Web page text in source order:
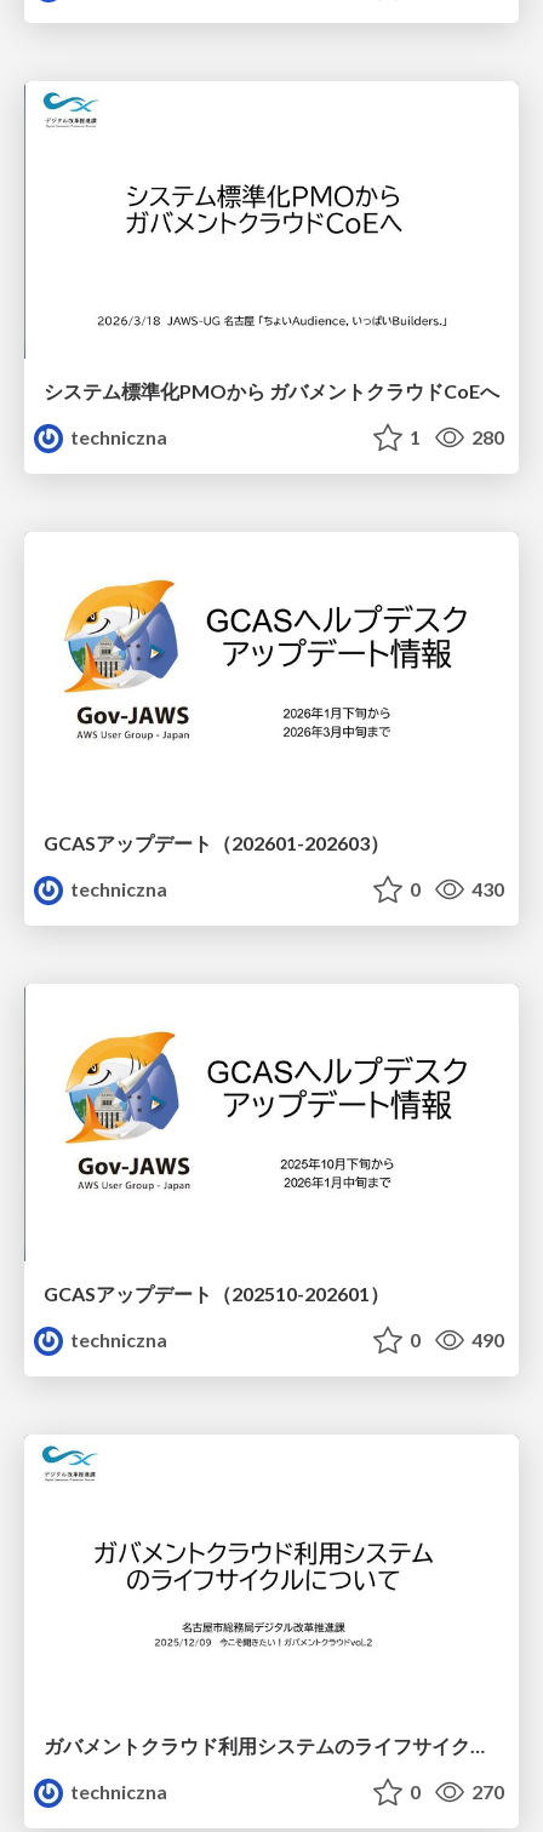
システム標準化PMOから ガバメントクラウドCoEへ
techniczna
1 280
GCASアップデート（202601-202603）
techniczna
0 430
GCASアップデート（202510-202601）
techniczna
0 490
techniczna
0 270